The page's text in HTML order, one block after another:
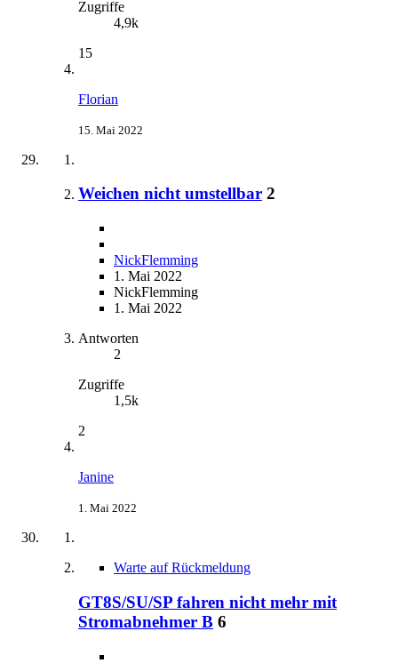
Zugriffe
4,9k
15
Florian
15. Mai 2022
Weichen nicht umstellbar 2
NickFlemming
1. Mai 2022
NickFlemming
1. Mai 2022
Antworten
2
Zugriffe
1,5k
2
Janine
1. Mai 2022
Warte auf Rückmeldung
GT8S/SU/SP fahren nicht mehr mit
Stromabnehmer B 6